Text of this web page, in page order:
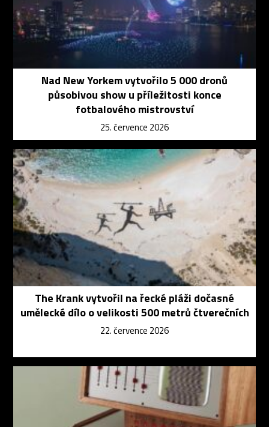
Nad New Yorkem vytvořilo 5 000 dronů
působivou show u příležitosti konce
fotbalového mistrovství
25. července 2026
The Krank vytvořil na řecké pláži dočasné
umělecké dílo o velikosti 500 metrů čtverečních
22. července 2026